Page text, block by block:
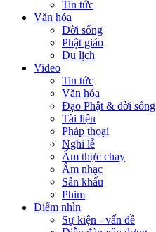
Tin tức
Văn hóa
Đời sống
Phật giáo
Du lịch
Video
Tin tức
Văn hóa
Đạo Phật & đời sống
Tài liệu
Pháp thoại
Nghi lễ
Ẩm thực chay
Âm nhạc
Sân khấu
Phim
Điểm nhìn
Sự kiện - vấn đề